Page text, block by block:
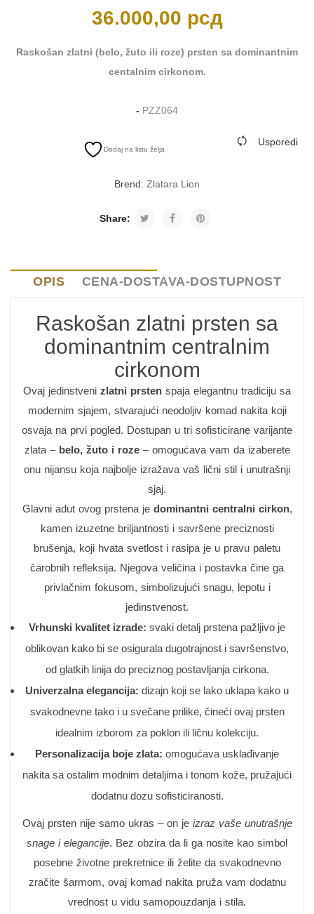
36.000,00 рсд
Raskošan zlatni (belo, žuto ili roze) prsten sa dominantnim
centalnim cirkonom.
- PZZ064
Dodaj na listu želja
Usporedi
Brend: Zlatara Lion
Share:
OPIS CENA-DOSTAVA-DOSTUPNOST
Raskošan zlatni prsten sa
dominantnim centralnim
cirkonom
Ovaj jedinstveni zlatni prsten spaja elegantnu tradiciju sa
modernim sjajem, stvarajući neodoljiv komad nakita koji
osvaja na prvi pogled. Dostupan u tri sofisticirane varijante
zlata – belo, žuto i roze– omogućava vam da izaberete
onu nijansu koja najbolje izražava vaš lični stil i unutrašnji
sjaj.
Glavni adut ovog prstena je dominantni centralni cirkon,
kamen izuzetne briljantnosti i savršene preciznosti
brušenja, koji hvata svetlost i rasipa je u pravu paletu
čarobnih refleksija. Njegova veličina i postavka čine ga
privlačnim fokusom, simbolizujući snagu, lepotu i
jedinstvenost.
Vrhunski kvalitet izrade: svaki detalj prstena pažljivo je
oblikovan kako bi se osigurala dugotrajnost i savršenstvo,
od glatkih linija do preciznog postavljanja cirkona.
Univerzalna elegancija: dizajn koji se lako uklapa kako u
svakodnevne tako i u svečane prilike, čineći ovaj prsten
idealnim izborom za poklon ili ličnu kolekciju.
Personalizacija boje zlata: omogućava usklađivanje
nakita sa ostalim modnim detaljima i tonom kože, pružajući
dodatnu dozu sofisticiranosti.
Ovaj prsten nije samo ukras – on je izraz vaše unutrašnje
snage i elegancije. Bez obzira da li ga nosite kao simbol
posebne životne prekretnice ili želite da svakodnevno
zračite šarmom, ovaj komad nakita pruža vam dodatnu
vrednost u vidu samopouzdanja i stila.